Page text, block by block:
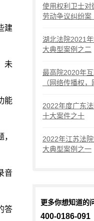
建
未
能
音
答
使用权利卫士对
劳动争议纠纷案
湖北法院2021
大典型案例之二
最高院2020年
（网络传播权，
2022年度广东
十大案件之十
2022年江苏法
大典型案例之一
更多你想知道的
400-0186-091